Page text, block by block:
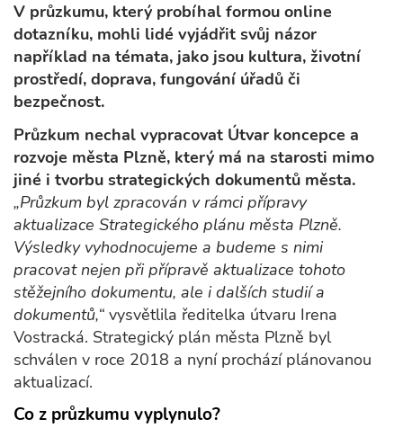
V průzkumu, který probíhal formou online
dotazníku, mohli lidé vyjádřit svůj názor
například na témata, jako jsou kultura, životní
prostředí, doprava, fungování úřadů či
bezpečnost.
Průzkum nechal vypracovat Útvar koncepce a
rozvoje města Plzně, který má na starosti mimo
jiné i tvorbu strategických dokumentů města.
„Průzkum byl zpracován v rámci přípravy
aktualizace Strategického plánu města Plzně.
Výsledky vyhodnocujeme a budeme s nimi
pracovat nejen při přípravě aktualizace tohoto
stěžejního dokumentu, ale i dalších studií a
dokumentů,“ vysvětlila ředitelka útvaru Irena
Vostracká. Strategický plán města Plzně byl
schválen v roce 2018 a nyní prochází plánovanou
aktualizací.
Co z průzkumu vyplynulo?